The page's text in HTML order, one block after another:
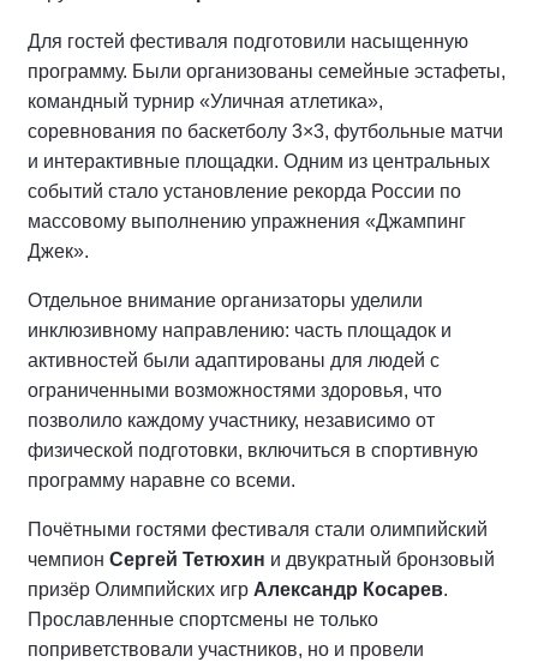
Для гостей фестиваля подготовили насыщенную
программу. Были организованы семейные эстафеты,
командный турнир «Уличная атлетика»,
соревнования по баскетболу 3×3, футбольные матчи
и интерактивные площадки. Одним из центральных
событий стало установление рекорда России по
массовому выполнению упражнения «Джампинг
Джек».
Отдельное внимание организаторы уделили
инклюзивному направлению: часть площадок и
активностей были адаптированы для людей с
ограниченными возможностями здоровья, что
позволило каждому участнику, независимо от
физической подготовки, включиться в спортивную
программу наравне со всеми.
Почётными гостями фестиваля стали олимпийский
чемпион Сергей Тетюхин и двукратный бронзовый
призёр Олимпийских игр Александр Косарев.
Прославленные спортсмены не только
поприветствовали участников, но и провели